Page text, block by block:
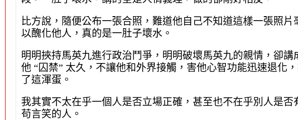
比方說，隨便公布一張合照，難道他自己不知道這樣一張照
以醜化他人，真的是一肚子壞水。
明明挾持馬英九進行政治鬥爭，明明破壞馬英九的親情，卻
他 “囚禁” 太久，不讓他和外界接觸，害他心智功能迅速退化
了這渾蛋。
我其實不太在乎一個人是否立場正確，甚至也不在乎別人是
苟言笑的人。